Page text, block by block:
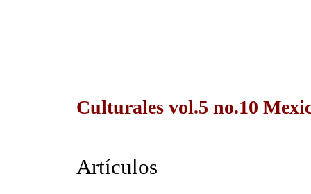
Culturales vol.5 no.10
Artículos